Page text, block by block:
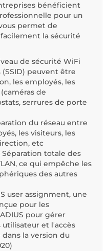
bénéficient
pour un
permet de
la sécurité
de sécurité WiFi
peuvent être
les employés, les
de
serrures de porte
du réseau entre
les visiteurs, les
etc
totale des
ce qui empêche les
des autres
user assignment, une
pour les
pour gérer
et l'accès
la version du
)